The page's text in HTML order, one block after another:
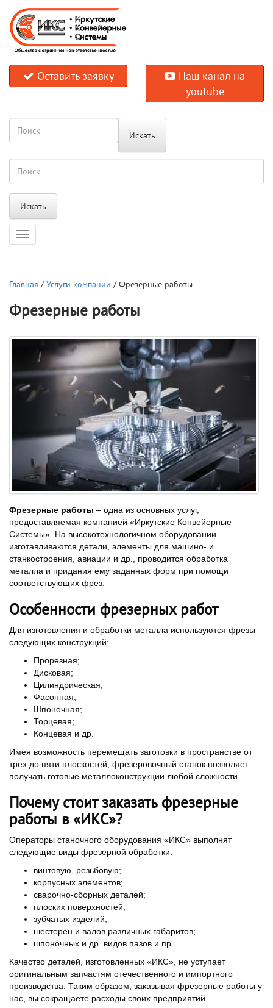
Оставить заявку
Наш канал на
youtube
Искать
Искать
Навигация
Главная /Услуги компании / Фрезерные работы
Фрезерные работы
Фрезерные работы – одна из основных услуг,
предоставляемая компанией «Иркутские Конвейерные
Системы». На высокотехнологичном оборудовании
изготавливаются детали, элементы для машино- и
станкостроения, авиации и др., проводится обработка
металла и придания ему заданных форм при помощи
соответствующих фрез.
Особенности фрезерных работ
Для изготовления и обработки металла используются фрезы
следующих конструкций:
Прорезная;
Дисковая;
Цилиндрическая;
Фасонная;
Шпоночная;
Торцевая;
Концевая и др.
Имея возможность перемещать заготовки в пространстве от
трех до пяти плоскостей, фрезеровочный станок позволяет
получать готовые металлоконструкции любой сложности.
Почему стоит заказать фрезерные
работы в «ИКС»?
Операторы станочного оборудования «ИКС» выполнят
следующие виды фрезерной обработки:
винтовую, резьбовую;
корпусных элементов;
сварочно-сборных деталей;
плоских поверхностей;
зубчатых изделий;
шестерен и валов различных габаритов;
шпоночных и др. видов пазов и пр.
Качество деталей, изготовленных «ИКС», не уступает
оригинальным запчастям отечественного и импортного
производства. Таким образом, заказывая фрезерные работы у
нас, вы сокращаете расходы своих предприятий.